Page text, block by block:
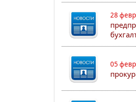
28
05